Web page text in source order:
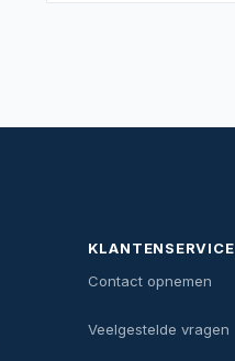
KLANTENSERVICE
Contact opnemen
Veelgestelde vragen